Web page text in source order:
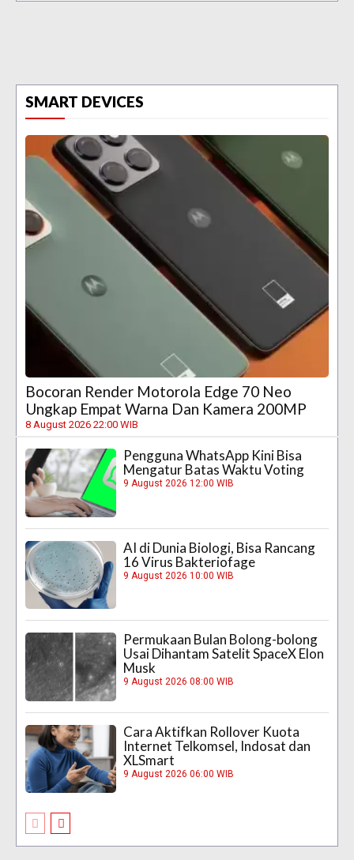
SMART DEVICES
Bocoran Render Motorola Edge 70 Neo
Ungkap Empat Warna Dan Kamera 200MP
8 August 2026 22:00 WIB
Pengguna WhatsApp Kini Bisa
Mengatur Batas Waktu Voting
9 August 2026 12:00 WIB
AI di Dunia Biologi, Bisa Rancang
16 Virus Bakteriofage
9 August 2026 10:00 WIB
Permukaan Bulan Bolong-bolong
Usai Dihantam Satelit SpaceX Elon
Musk
9 August 2026 08:00 WIB
Cara Aktifkan Rollover Kuota
Internet Telkomsel, Indosat dan
XLSmart
9 August 2026 06:00 WIB